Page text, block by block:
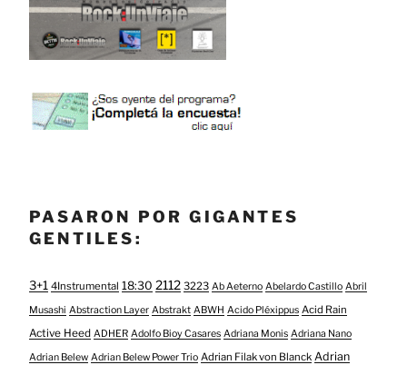
PASARON POR GIGANTES
GENTILES:
3+1 4Instrumental 18:30 2112 3223 Ab Aeterno Abelardo Castillo Abril
Musashi Abstraction Layer Abstrakt ABWH Acido Pléxippus Acid Rain
Active Heed ADHER Adolfo Bioy Casares Adriana Monis Adriana Nano
Adrian Belew Adrian Belew Power Trio Adrian Filak von Blanck Adrian